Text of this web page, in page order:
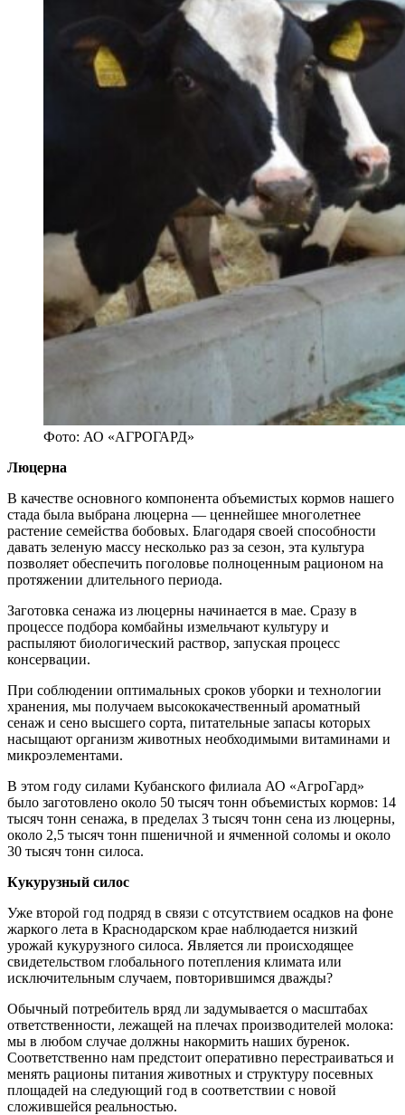
Фото: АО «АГРОГАРД»
Люцерна
В качестве основного компонента объемистых кормов нашего
стада была выбрана люцерна — ценнейшее многолетнее
растение семейства бобовых. Благодаря своей способности
давать зеленую массу несколько раз за сезон, эта культура
позволяет обеспечить поголовье полноценным рационом на
протяжении длительного периода.
Заготовка сенажа из люцерны начинается в мае. Сразу в
процессе подбора комбайны измельчают культуру и
распыляют биологический раствор, запуская процесс
консервации.
При соблюдении оптимальных сроков уборки и технологии
хранения, мы получаем высококачественный ароматный
сенаж и сено высшего сорта, питательные запасы которых
насыщают организм животных необходимыми витаминами и
микроэлементами.
В этом году силами Кубанского филиала АО «АгроГард»
было заготовлено около 50 тысяч тонн объемистых кормов: 14
тысяч тонн сенажа, в пределах 3 тысяч тонн сена из люцерны,
около 2,5 тысяч тонн пшеничной и ячменной соломы и около
30 тысяч тонн силоса.
Кукурузный силос
Уже второй год подряд в связи с отсутствием осадков на фоне
жаркого лета в Краснодарском крае наблюдается низкий
урожай кукурузного силоса. Является ли происходящее
свидетельством глобального потепления климата или
исключительным случаем, повторившимся дважды?
Обычный потребитель вряд ли задумывается о масштабах
ответственности, лежащей на плечах производителей молока:
мы в любом случае должны накормить наших буренок.
Соответственно нам предстоит оперативно перестраиваться и
менять рационы питания животных и структуру посевных
площадей на следующий год в соответствии с новой
сложившейся реальностью.